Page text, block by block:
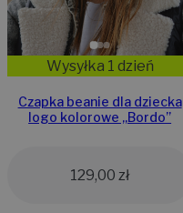
Wysyłka 1 dzień
Czapka beanie dla dziecka
logo kolorowe „Bordo”
129,00 zł